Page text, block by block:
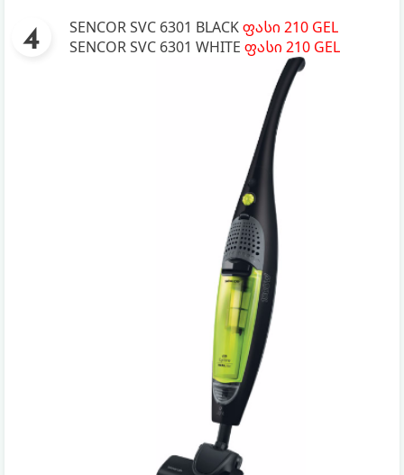
SENCOR SVC 6301 BLACKფასი 210 GEL
SENCOR SVC 6301 WHITE ფასი 210 GEL